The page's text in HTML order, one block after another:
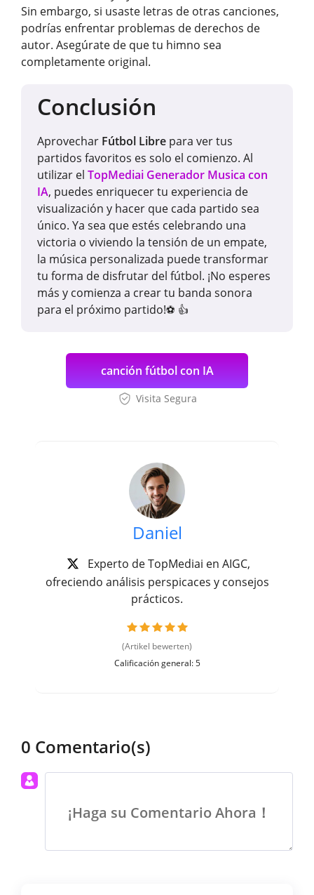
Sin embargo, si usaste letras de otras canciones,
podrías enfrentar problemas de derechos de
autor. Asegúrate de que tu himno sea
completamente original.
Conclusión
Aprovechar Fútbol Libre para ver tus
partidos favoritos es solo el comienzo. Al
utilizar el TopMediai Generador Musica con
IA, puedes enriquecer tu experiencia de
visualización y hacer que cada partido sea
único. Ya sea que estés celebrando una
victoria o viviendo la tensión de un empate,
la música personalizada puede transformar
tu forma de disfrutar del fútbol. ¡No esperes
más y comienza a crear tu banda sonora
para el próximo partido!⚽ 👍
canción fútbol con IA
Visita Segura
Daniel
Experto de TopMediai en AIGC,
ofreciendo análisis perspicaces y consejos
prácticos.
(Artikel bewerten)
Calificación general: 5
0 Comentario(s)
¡Haga su Comentario Ahora！